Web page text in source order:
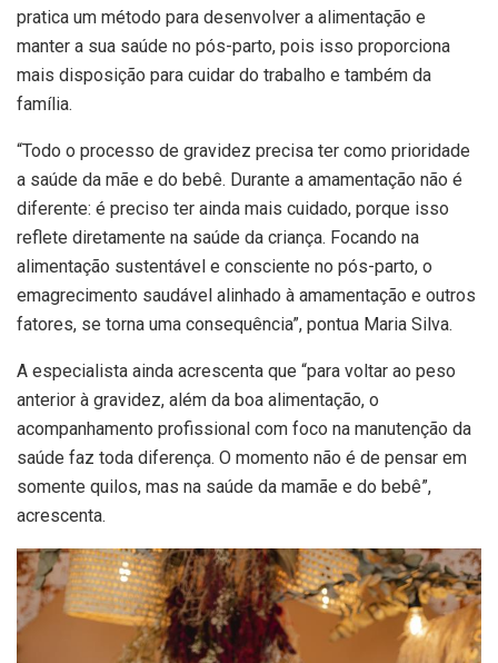
pratica um método para desenvolver a alimentação e
manter a sua saúde no pós-parto, pois isso proporciona
mais disposição para cuidar do trabalho e também da
família.
“Todo o processo de gravidez precisa ter como prioridade
a saúde da mãe e do bebê. Durante a amamentação não é
diferente: é preciso ter ainda mais cuidado, porque isso
reflete diretamente na saúde da criança. Focando na
alimentação sustentável e consciente no pós-parto, o
emagrecimento saudável alinhado à amamentação e outros
fatores, se torna uma consequência”, pontua Maria Silva.
A especialista ainda acrescenta que “para voltar ao peso
anterior à gravidez, além da boa alimentação, o
acompanhamento profissional com foco na manutenção da
saúde faz toda diferença. O momento não é de pensar em
somente quilos, mas na saúde da mamãe e do bebê”,
acrescenta.